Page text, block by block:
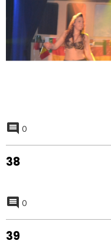
0
38
0
39